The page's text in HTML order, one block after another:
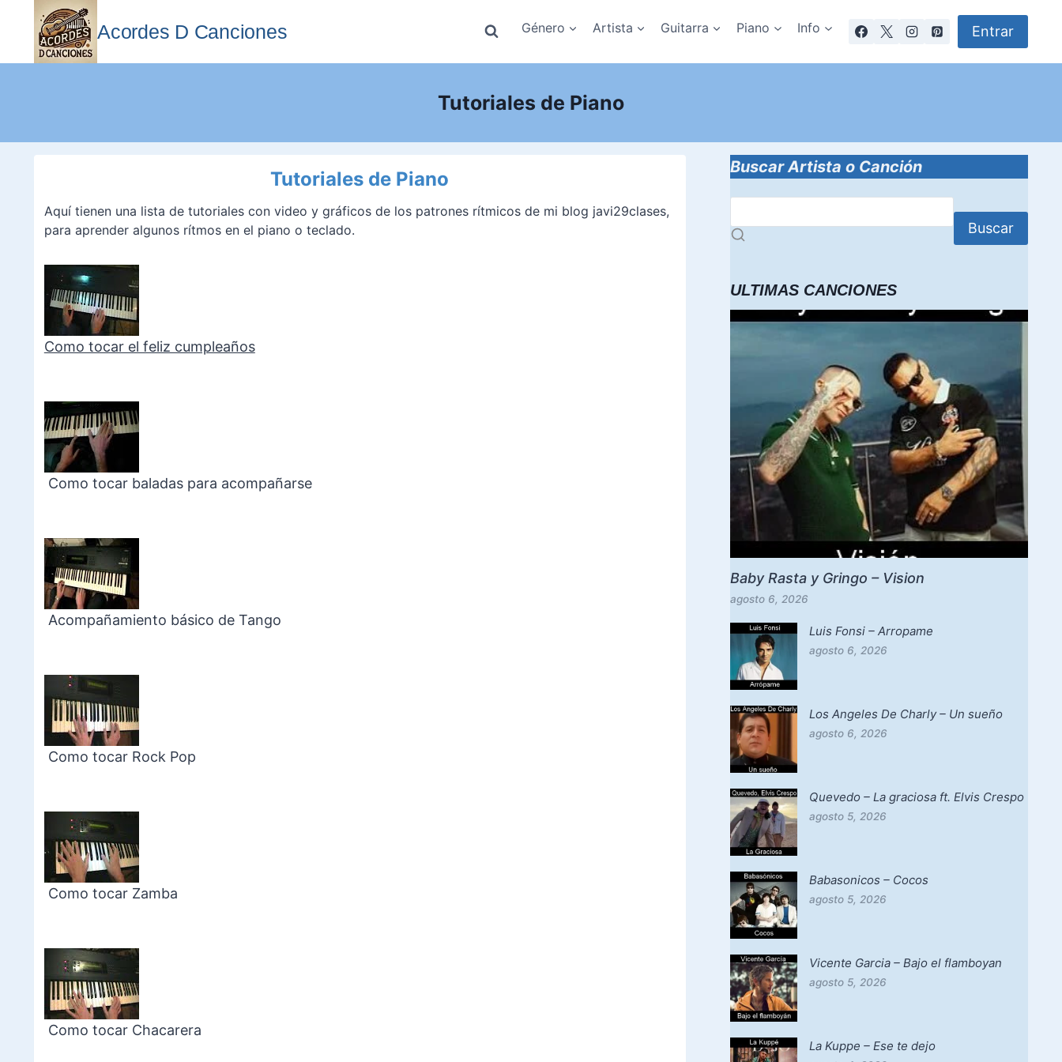
contenido
Acordes D Canciones Género Artista Guitarra Piano Info Entrar
Tutoriales de Piano
Tutoriales de Piano
Aquí tienen una lista de tutoriales con video y gráficos de los patrones rítmicos de mi blog javi29clases,
para aprender algunos rítmos en el piano o teclado.
Como tocar el feliz cumpleaños
Como tocar baladas para acompañarse
Acompañamiento básico de Tango
Como tocar Rock Pop
Como tocar Zamba
Como tocar Chacarera
Buscar Artista o Canción
Buscar
ULTIMAS CANCIONES
Baby Rasta y Gringo – Vision
agosto 6, 2026
Luis Fonsi – Arropame
agosto 6, 2026
Los Angeles De Charly – Un sueño
agosto 6, 2026
Quevedo – La graciosa ft. Elvis Crespo
agosto 5, 2026
Babasonicos – Cocos
agosto 5, 2026
Vicente Garcia – Bajo el flamboyan
agosto 5, 2026
La Kuppe – Ese te dejo